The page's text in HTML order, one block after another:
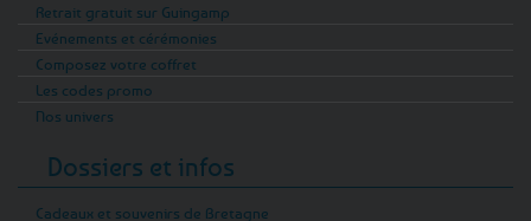
Retrait gratuit sur Guingamp
Evénements et cérémonies
Composez votre coffret
Les codes promo
Nos univers
Dossiers et infos
Cadeaux et souvenirs de Bretagne